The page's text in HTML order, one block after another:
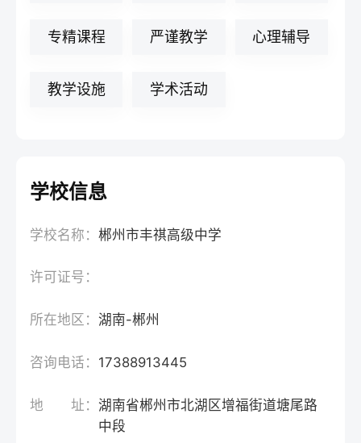
专精课程 严谨教学 心理辅导
教学设施 学术活动
学校信息
学校名称：郴州市丰祺高级中学
许可证号：
所在地区：湖南-郴州
咨询电话： 17388913445
地 址：湖南省郴州市北湖区增福街道塘尾路
中段